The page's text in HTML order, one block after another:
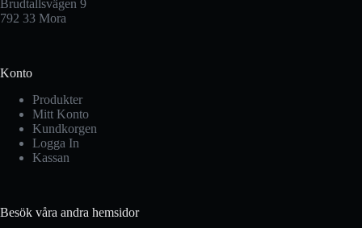
Brudtallsvägen 9
792 33 Mora
Konto
Produkter
Mitt Konto
Kundkorgen
Logga In
Kassan
Besök våra andra hemsidor